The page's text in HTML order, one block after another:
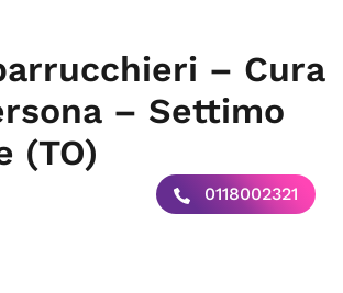
– Cura
– Settimo
(TO)
0118002321